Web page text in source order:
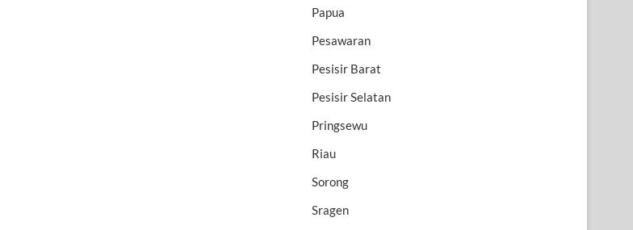
Papua
Pesawaran
Pesisir Barat
Pesisir Selatan
Pringsewu
Riau
Sorong
Sragen